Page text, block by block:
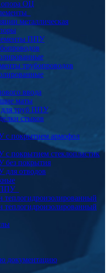
ОЦ
металлическая
ППУ
трубопроводов
ввода
маты
труб ППУ
стыков
с покрытием армофол
покрытием стеклопластик
без покрытия
отводов
ППУ
документацию